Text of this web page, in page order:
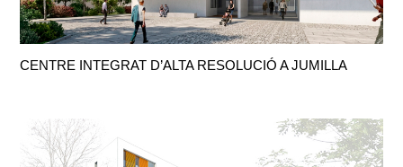
CENTRE INTEGRAT D’ALTA RESOLUCIÓ A JUMILLA